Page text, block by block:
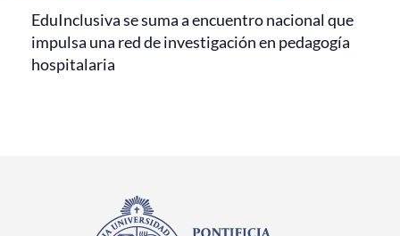
EduInclusiva se suma a encuentro nacional que
impulsa una red de investigación en pedagogía
hospitalaria